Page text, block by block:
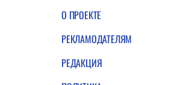
О ПРОЕКТЕ
РЕКЛАМОДАТЕЛЯМ
РЕДАКЦИЯ